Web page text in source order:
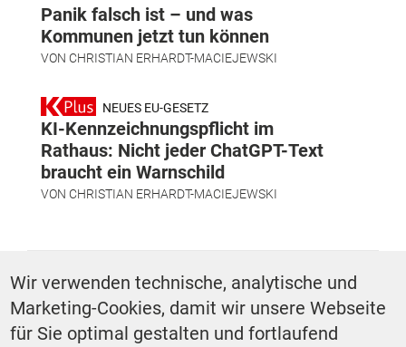
Panik falsch ist – und was
Kommunen jetzt tun können
VON CHRISTIAN ERHARDT-MACIEJEWSKI
NEUES EU-GESETZ
KI-Kennzeichnungspflicht im
Rathaus: Nicht jeder ChatGPT-Text
braucht ein Warnschild
VON CHRISTIAN ERHARDT-MACIEJEWSKI
Integration
Wir verwenden technische, analytische und
Marketing-Cookies, damit wir unsere Webseite
für Sie optimal gestalten und fortlaufend